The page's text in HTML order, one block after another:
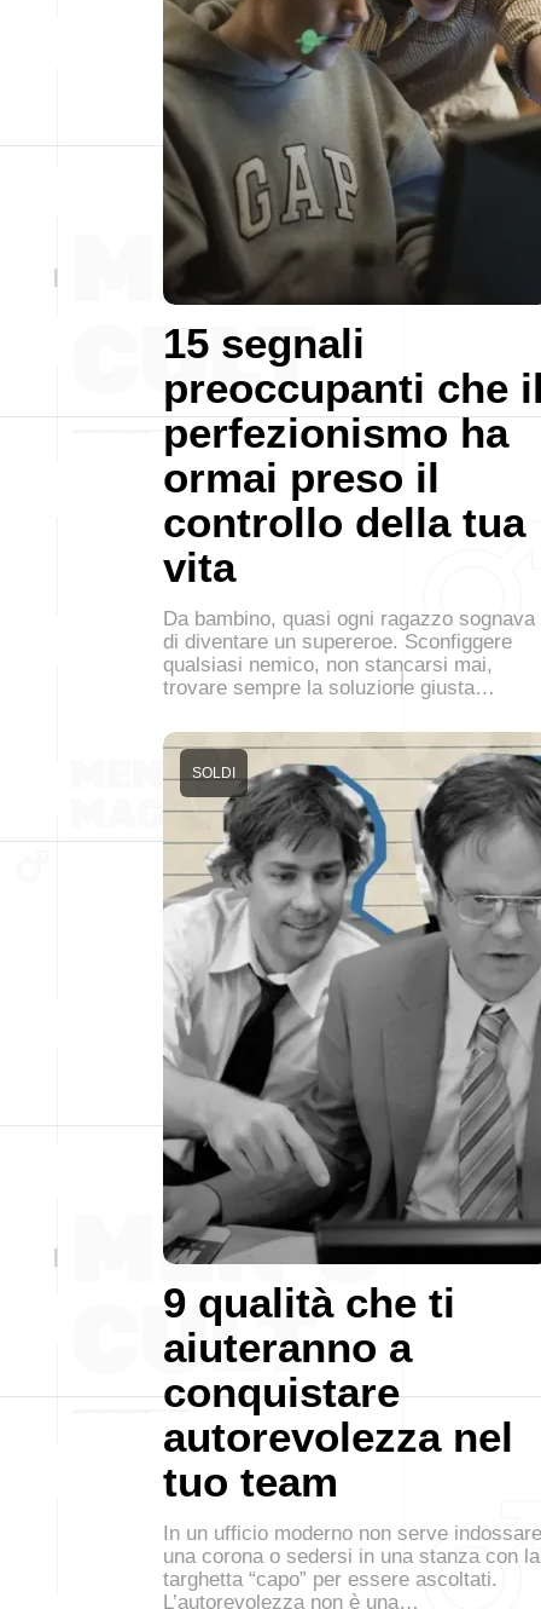
15 segnali
preoccupanti che
perfezionismo ha
ormai preso il
controllo della tua
vita
Da bambino, quasi ogni ragazzo sognava
di diventare un supereroe. Sconfiggere
qualsiasi nemico, non stancarsi mai,
trovare sempre la soluzione giusta…
9 qualità che ti
aiuteranno a
conquistare
autorevolezza nel
tuo team
SOLDI
In un ufficio moderno non serve indossare
una corona o sedersi in una stanza con la
targhetta “capo” per essere ascoltati.
L’autorevolezza non è una…